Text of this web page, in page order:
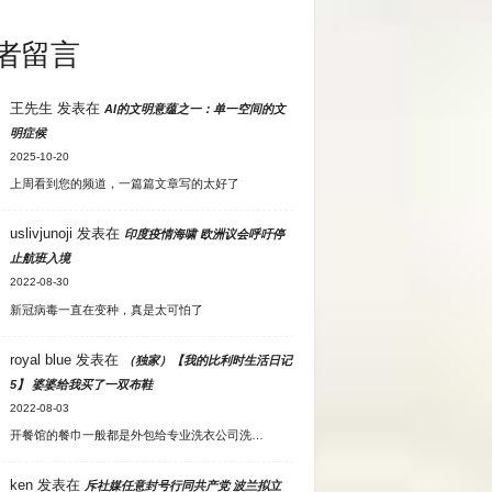
留言
王先生 发表在 AI的文明意蕴之一：单一空间的文
明症候
2025-10-20
上周看到您的频道，一篇篇文章写的太好了
uslivjunoji 发表在 印度疫情海啸 欧洲议会呼吁停
止航班入境
2022-08-30
新冠病毒一直在变种，真是太可怕了
royal blue发表在
（独家）【我的比利时生活日记
5】 婆婆给我买了一双布鞋
2022-08-03
开餐馆的餐巾一般都是外包给专业洗衣公司洗…
ken发表在 斥社媒任意封号行同共产党 波兰拟立